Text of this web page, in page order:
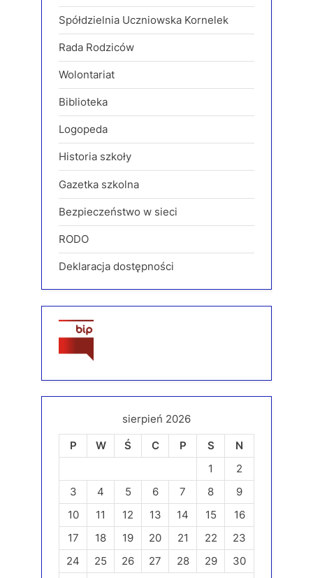
Spółdzielnia Uczniowska Kornelek
Rada Rodziców
Wolontariat
Biblioteka
Logopeda
Historia szkoły
Gazetka szkolna
Bezpieczeństwo w sieci
RODO
Deklaracja dostępności
sierpień 2026
P
W Ś C P S
N
1
2
3
4 5 6 7 8
9
10
11 12 13 14 15
16
17
18 19 20 21 22
23
24
25 26 27 28 29
30